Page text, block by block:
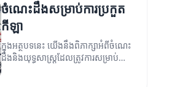
ចំណេះដឹងសម្រាប់ការប្រកួត
កីឡា
ក្នុងអត្ថបទនេះ យើងនឹងពិភាក្សាអំពីចំណេះ
ដឹងនិងយុទ្ធសាស្ត្រដែលត្រូវការ​សម្រាប់ការ
ប្រកួតកីឡា។